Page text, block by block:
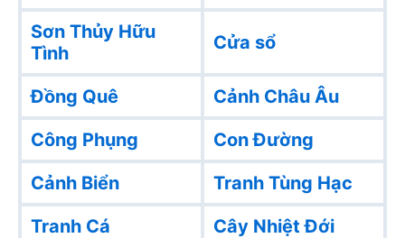
Sơn Thủy Hữu
Tình
Cửa sổ
Đồng Quê
Cảnh Châu Âu
Công Phụng
Con Đường
Cảnh Biển
Tranh Tùng Hạc
Tranh Cá
Cây Nhiệt Đới